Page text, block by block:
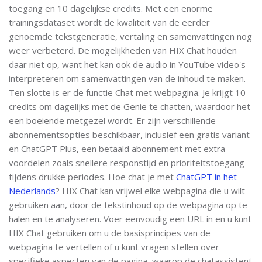
toegang en 10 dagelijkse credits. Met een enorme
trainingsdataset wordt de kwaliteit van de eerder
genoemde tekstgeneratie, vertaling en samenvattingen nog
weer verbeterd. De mogelijkheden van HIX Chat houden
daar niet op, want het kan ook de audio in YouTube video's
interpreteren om samenvattingen van de inhoud te maken.
Ten slotte is er de functie Chat met webpagina. Je krijgt 10
credits om dagelijks met de Genie te chatten, waardoor het
een boeiende metgezel wordt. Er zijn verschillende
abonnementsopties beschikbaar, inclusief een gratis variant
en ChatGPT Plus, een betaald abonnement met extra
voordelen zoals snellere responstijd en prioriteitstoegang
tijdens drukke periodes. Hoe chat je met ChatGPT in het
Nederlands? HIX Chat kan vrijwel elke webpagina die u wilt
gebruiken aan, door de tekstinhoud op de webpagina op te
halen en te analyseren. Voer eenvoudig een URL in en u kunt
HIX Chat gebruiken om u de basisprincipes van de
webpagina te vertellen of u kunt vragen stellen over